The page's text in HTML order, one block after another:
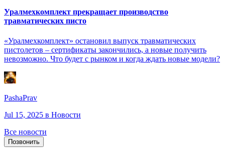
Уралмехкомплект прекращает производство
травматических писто
«Уралмехкомплект» остановил выпуск травматических
пистолетов – сертификаты закончились, а новые получить
невозможно. Что будет с рынком и когда ждать новые модели?
PashaPrav
Jul 15, 2025 в Новости
Все новости
Позвонить